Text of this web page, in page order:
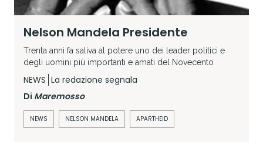
Nelson Mandela Presidente
Trenta anni fa saliva al potere uno dei leader politici e
degli uomini più importanti e amati del Novecento
NEWS La redazione segnala
Di Maremosso
NEWS NELSON MANDELA APARTHEID